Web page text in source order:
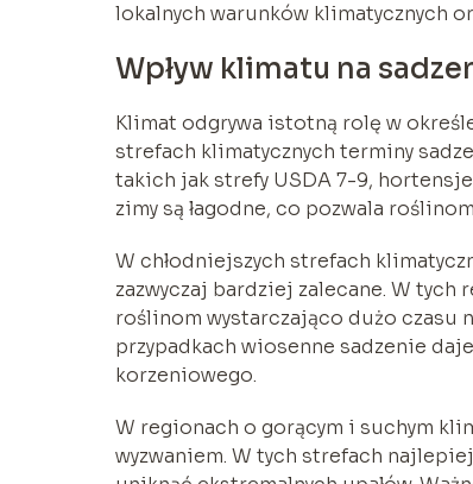
lokalnych warunków klimatycznych
Wpływ klimatu na
Klimat odgrywa istotną rolę w
strefach klimatycznych terminy
takich jak strefy USDA 7-9,
zimy są łagodne, co pozwala
W chłodniejszych strefach
zazwyczaj bardziej zalecane. W
roślinom wystarczająco dużo czasu
przypadkach wiosenne sadzenie
korzeniowego.
W regionach o gorącym i suchym
wyzwaniem. W tych strefach